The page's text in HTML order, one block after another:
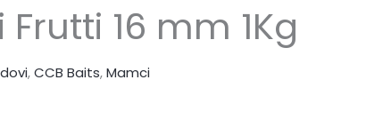
16 mm 1Kg
,CCB Baits,Mamci